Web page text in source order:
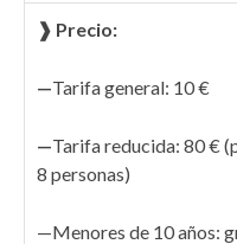
❱ Precio:
—Tarifa general: 10 €
—Tarifa reducida: 80 €
8 personas)
—Menores de 10 años: